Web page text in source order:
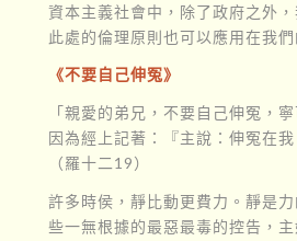
資本主義社會中，除了政府之外，
此處的倫理原則也可以應用在我們
《不要自己伸冤》
「親愛的弟兄，不要自己伸冤，
因為經上記著：『主說：伸冤在我
（羅十二19）
許多時侯，靜比動更費力。靜是
些一無根據的最惡最毒的控告，